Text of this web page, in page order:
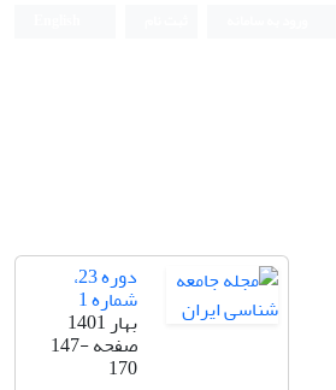
دوره 23،
شماره 1
بهار 1401
صفحه147-
170